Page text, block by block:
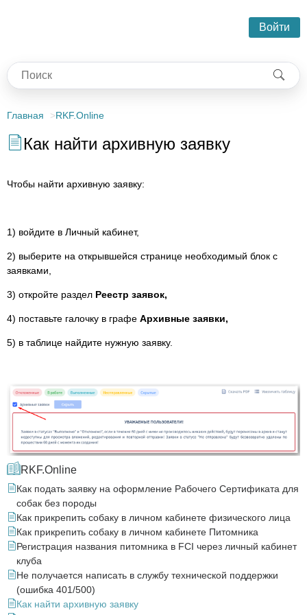
Войти
Главная RKF.Online
Как найти архивную заявку
Чтобы найти архивную заявку:
1) войдите в Личный кабинет,
2) выберите на открывшейся странице необходимый блок с
заявками,
3) откройте раздел Реестр заявок,
4) поставьте галочку в графе Архивные заявки,
5) в таблице найдите нужную заявку.
RKF.Online
Как подать заявку на оформление Рабочего Сертификата для
собак без породы
Как прикрепить собаку в личном кабинете физического лица
Как прикрепить собаку в личном кабинете Питомника
Регистрация названия питомника в FCI через личный кабинет
клуба
Не получается написать в службу технической поддержки
(ошибка 401/500)
Как найти архивную заявку